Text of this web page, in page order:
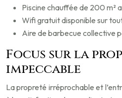
Piscine chauffée de 200 m²
Wifi gratuit disponible sur
Aire de barbecue collective
Focus sur la
impeccable
La propreté irréprochable et